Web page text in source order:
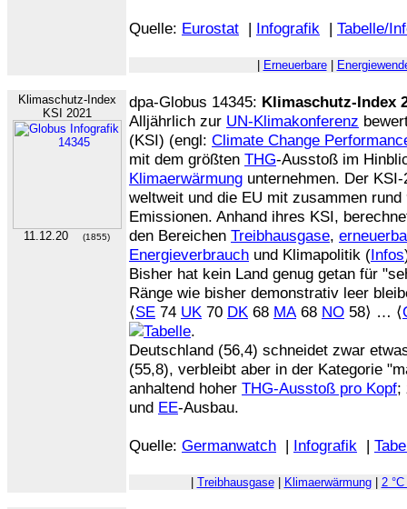
Quelle: Eurostat | Infografik | Tabelle/
Erneuerbare|
Klimaschutz-Index
KSI 2021
11.12.20 (1855)
dpa-Globus 14345: Klimaschutz-Index
Alljährlich zur UN-Klimakonferenz
(KSI) (engl: Climate Change
mit dem größten THG-Ausstoß im
Klimaerwärmung unternehmen. Der
weltweit und die EU mit zusammen
Emissionen. Anhand ihres KSI,
den Bereichen Treibhausgase,
Energieverbrauch und Klimapolitik (Infos
Bisher hat kein Land genug getan für
Ränge wie bisher demonstrativ leer
⟨SE 74 UK 70 DK 68 MA68 NO 58⟩ … ⟨
.
Deutschland (56,4) schneidet zwar
(55,8), verbleibt aber in der Kategorie
anhaltend hoher THG-Ausstoß pro Kopf;
und EE-Ausbau.
Quelle: Germanwatch | Infografik |
Treibhausgase| Klimaerwärmung| 2